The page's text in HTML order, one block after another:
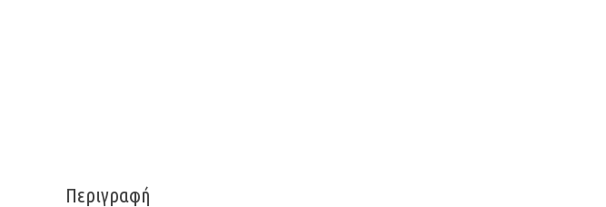
Περιγραφή